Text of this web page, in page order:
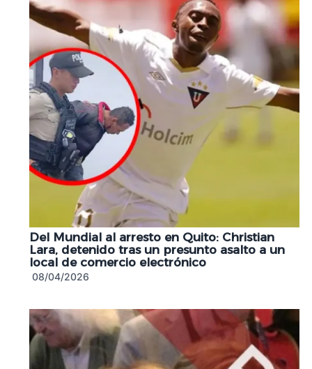
Del Mundial al arresto en Quito: Christian
Lara, detenido tras un presunto asalto a un
local de comercio electrónico
08/04/2026